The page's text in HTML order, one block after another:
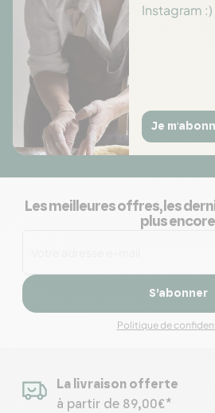
Instagram :)
Je
Les meilleures offres, les
plus
S’abonner
Politique de
La livraison offerte
à partir de 89,00€*